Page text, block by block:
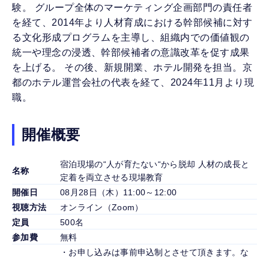
験。 グループ全体のマーケティング企画部門の責任者
を経て、2014年より人材育成における幹部候補に対す
る文化形成プログラムを主導し、組織内での価値観の
統一や理念の浸透、幹部候補者の意識改革を促す成果
を上げる。 その後、新規開業、ホテル開発を担当。京
都のホテル運営会社の代表を経て、2024年11月より現
職。
開催概要
名称
宿泊現場の“人が育たない“から脱却 人材の成長と
定着を両立させる現場教育
開催日
08月28日（木）11:00～12:00
視聴方法
オンライン（Zoom）
定員
500名
参加費
無料
・お申し込みは事前申込制とさせて頂きます。な